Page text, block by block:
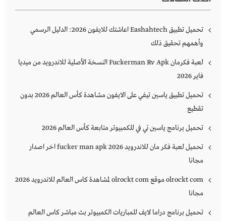
تحميل تطبيق Eashahtech اعاشتك للايفون 2026: الدليل الرسمي
وأهمهم تحقيق ذلك
لعبة فكرمان Fuckerman Rv Apk النسخة الأصلية للاندرويد من ميديا
فاير 2026
تحميل تطبيق ياسين تيفي على الايفون مشاهدة كأس العالم 2026 بدون
تقطيع
تحميل برنامج ياسين تي في للكمبيوتر متابعة كأس العالم 2026
تحميل لعبة فكر مان للاندرويد 2026 fucker man apk اخر اصدار
مجانا
olrockt com موقع olrockt com لمشاهدة كاس العالم للاندرويد 2026
مجانا
تحميل برنامج دراما لايف للمباريات الكمبيوتر بث مباشر كاس العالم